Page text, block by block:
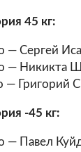
45 кг:
— Сергей
— Никикта
— Григорий
-45 кг:
— Павел